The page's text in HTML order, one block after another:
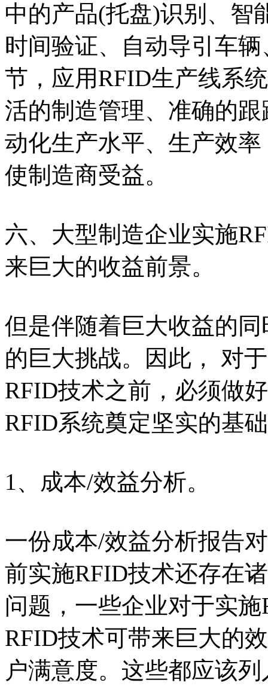
中的产品(托盘)识别、智
时间验证、自动导引车
节，应用RFID生产线系
活的制造管理、准确的
动化生产水平、生产效
使制造商受益。
六、大型制造企业实施
来巨大的收益前景。
但是伴随着巨大收益的
的巨大挑战。因此， 对
RFID技术之前，必须做
RFID系统奠定坚实的基
1、成本/效益分析。
一份成本/效益分析报告
前实施RFID技术还存在
问题，一些企业对于实
RFID技术可带来巨大的
户满意度。这些都应该